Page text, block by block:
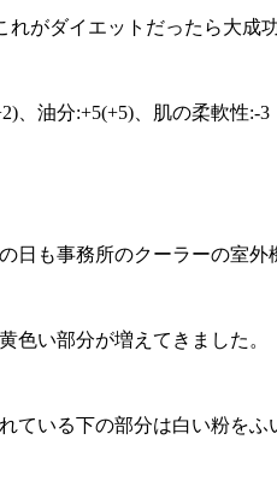
れがダイエットだったら大成
、油分:+5(+5)、肌の柔軟性:-
日も事務所のクーラーの室外
色い部分が増えてきました。
ている下の部分は白い粉をふ